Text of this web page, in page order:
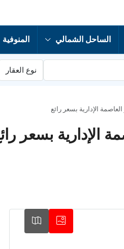
الساحل الشمالي المنوفية
نوع العقار
الإدارية بسعر رائع
الإدارية بسعر